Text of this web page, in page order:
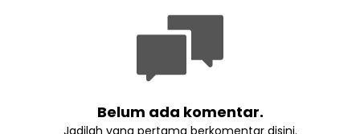
Belum ada komentar.